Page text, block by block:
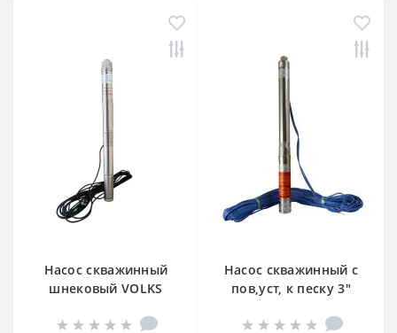
Насос скважинный
шнековый VOLKS
0,25кВт 2 дюйма! +
Насос скважинный с
пов,уст, к песку 3″
0,37 кВт 61м +